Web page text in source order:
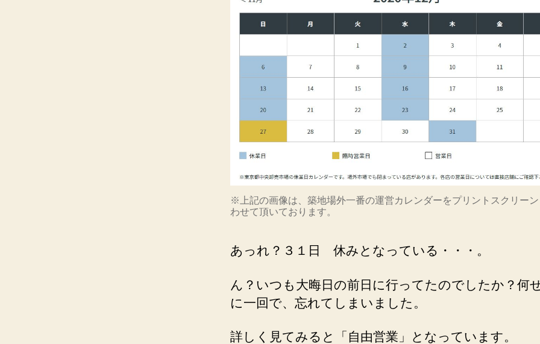
※上記の画像は、築地場外一番の運営カレンダーをプリントスクリー
わせて頂いております。
あっれ？３１日 休みとなっている・・・。
ん？いつも大晦日の前日に行ってたのでしたか？何
に一回で、忘れてしまいました。
詳しく見てみると「自由営業」となっています。